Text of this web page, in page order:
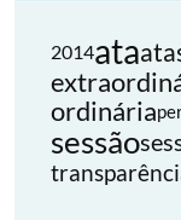
2014ata
ordinária
sessão